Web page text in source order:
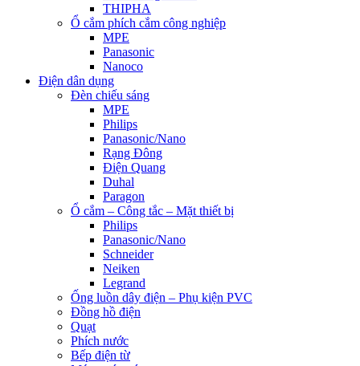
THIPHA
Ổ cắm phích cắm công nghiệp
MPE
Panasonic
Nanoco
Điện dân dụng
Đèn chiếu sáng
MPE
Philips
Panasonic/Nano
Rạng Đông
Điện Quang
Duhal
Paragon
Ổ cắm – Công tắc – Mặt thiết bị
Philips
Panasonic/Nano
Schneider
Neiken
Legrand
Ống luồn dây điện – Phụ kiện PVC
Đồng hồ điện
Quạt
Phích nước
Bếp điện từ